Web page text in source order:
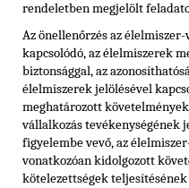
rendeletbenmegjelölt
Az önellenőrzés az
kapcsolódó, az élelmiszerek
biztonsággal, az
élelmiszerek jelölésével
meghatározott
vállalkozás tevékenységének
figyelembe vevő, az
vonatkozóan kidolgozott
kötelezettségek